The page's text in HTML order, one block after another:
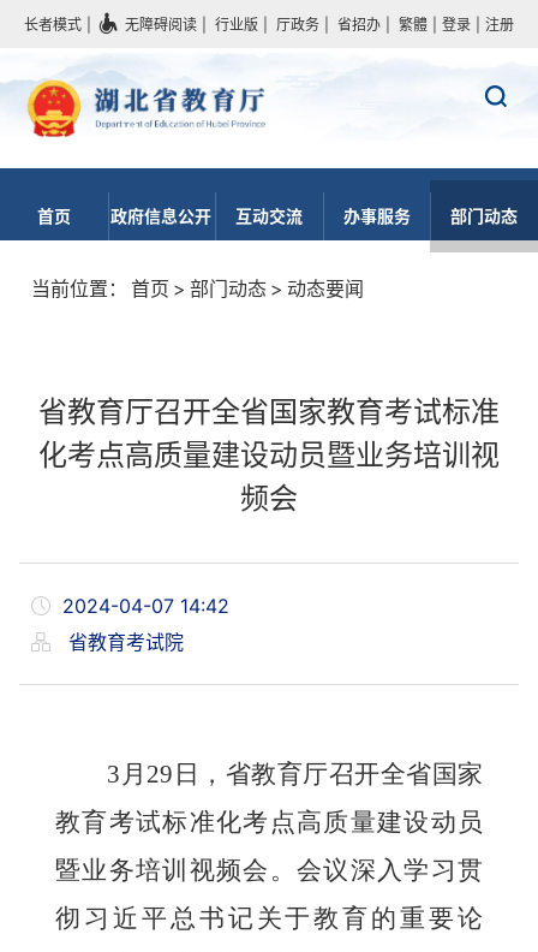
长者模式 无障碍阅读 行业版 厅政务 省招办 繁體 登录 注册
首页 政府信息公开 互动交流 办事服务 部门动态
当前位置： 首页 > 部门动态 > 动态要闻
省教育厅召开全省国家教育考试标准
化考点高质量建设动员暨业务培训视
频会
2024-04-07 14:42
省教育考试院
3月29日，省教育厅召开全省国家
教育考试标准化考点高质量建设动员
暨业务培训视频会。会议深入学习贯
彻习近平总书记关于教育的重要论